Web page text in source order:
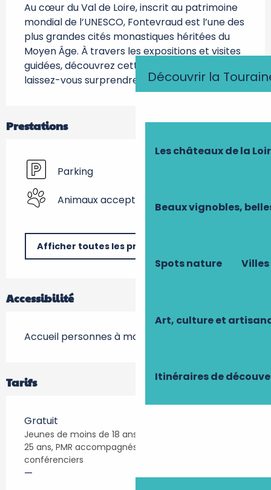
Découvrir la
Les châteaux de la
Beaux vignobles,
Spots nature
Art, culture et
Itinéraires de
Au cœur du Val de Loire, inscrit au patrimoine
mondial de l’UNESCO, Fontevraud est l’une des
plus grandes cités monastiques héritées du
Moyen Âge. À travers les expositions et visites
guidées, découvrez cette abbaye millénaire et
laissez-vous surprendre par son histoire…
Prestations
Parking
Animaux acceptés
Afficher toutes les prestations
Accessibilité
Accueil personnes à mobilité réduite
Tarifs
Gratuit
Jeunes de moins de 18 ans, étudiants de moins de
25 ans, PMR accompagnés, RSA et guides
conférenciers
—